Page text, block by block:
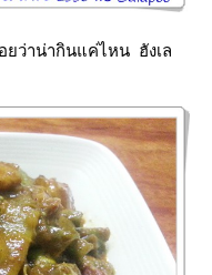
ว่าน่ากินแค่ไหน ฮังเล